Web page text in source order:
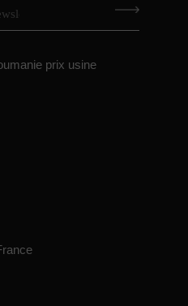
prix usine